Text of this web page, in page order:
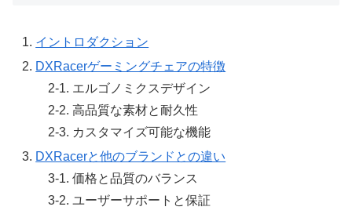
イントロダクション
DXRacerゲーミングチェアの特徴
2-1. エルゴノミクスデザイン
2-2. 高品質な素材と耐久性
2-3. カスタマイズ可能な機能
DXRacerと他のブランドとの違い
3-1. 価格と品質のバランス
3-2. ユーザーサポートと保証